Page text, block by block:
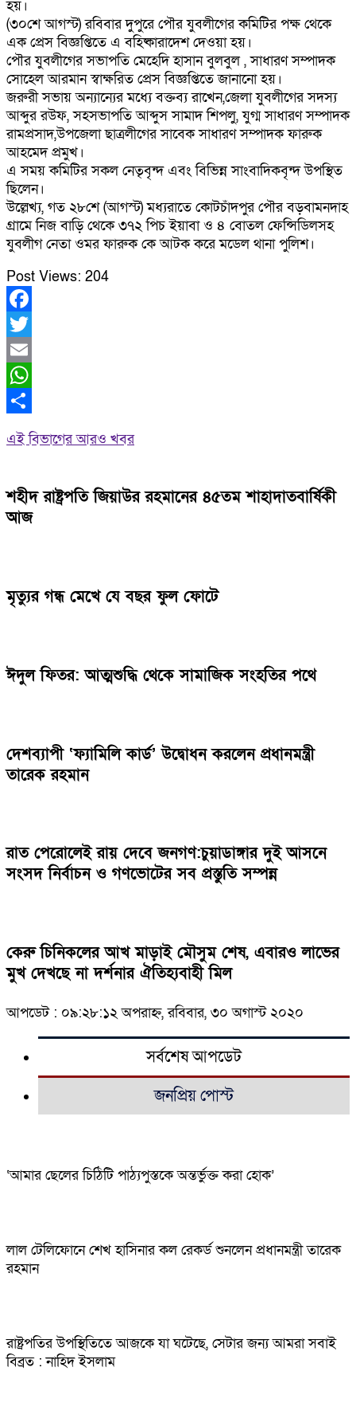
হয়।
(৩০শে আগস্ট) রবিবার দুপুরে পৌর যুবলীগের কমিটির পক্ষ থেকে
এক প্রেস বিজ্ঞপ্তিতে এ বহিষ্কারাদেশ দেওয়া হয়।
পৌর যুবলীগের সভাপতি মেহেদি হাসান বুলবুল , সাধারণ সম্পাদক
সোহেল আরমান স্বাক্ষরিত প্রেস বিজ্ঞপ্তিতে জানানো হয়।
জরুরী সভায় অন্যান্যের মধ্যে বক্তব্য রাখেন,জেলা যুবলীগের সদস্য
আব্দুর রউফ, সহসভাপতি আব্দুস সামাদ শিপলু, যুগ্ম সাধারণ সম্পাদক
রামপ্রসাদ,উপজেলা ছাত্রলীগের সাবেক সাধারণ সম্পাদক ফারুক
আহমেদ প্রমুখ।
এ সময় কমিটির সকল নেতৃবৃন্দ এবং বিভিন্ন সাংবাদিকবৃন্দ উপস্থিত
ছিলেন।
উল্লেখ্য, গত ২৮শে (আগস্ট) মধ্যরাতে কোটচাঁদপুর পৌর বড়বামনদাহ
গ্রামে নিজ বাড়ি থেকে ৩৭২ পিচ ইয়াবা ও ৪ বোতল ফেন্সিডিলসহ
যুবলীগ নেতা ওমর ফারুক কে আটক করে মডেল থানা পুলিশ।
Post Views: 204
Facebook
Twitter
Email
WhatsApp
এই বিভাগের আরও খবর
শহীদ রাষ্ট্রপতি জিয়াউর রহমানের ৪৫তম শাহাদাতবার্ষিকী
আজ
মৃত্যুর গন্ধ মেখে যে বছর ফুল ফোটে
ঈদুল ফিতর: আত্মশুদ্ধি থেকে সামাজিক সংহতির পথে
দেশব্যাপী ‘ফ্যামিলি কার্ড’ উদ্বোধন করলেন প্রধানমন্ত্রী
তারেক রহমান
রাত পেরোলেই রায় দেবে জনগণ:চুয়াডাঙ্গার দুই আসনে
সংসদ নির্বাচন ও গণভোটের সব প্রস্তুতি সম্পন্ন
কেরু চিনিকলের আখ মাড়াই মৌসুম শেষ, এবারও লাভের
মুখ দেখছে না দর্শনার ঐতিহ্যবাহী মিল
আপডেট : ০৯:২৮:১২ অপরাহ্ন, রবিবার, ৩০ অগাস্ট ২০২০
সর্বশেষ আপডেট
জনপ্রিয় পোস্ট
‘আমার ছেলের চিঠিটি পাঠ্যপুস্তকে অন্তর্ভুক্ত করা হোক’
লাল টেলিফোনে শেখ হাসিনার কল রেকর্ড শুনলেন প্রধানমন্ত্রী তারেক
রহমান
রাষ্ট্রপতির উপস্থিতিতে আজকে যা ঘটেছে, সেটার জন্য আমরা সবাই
বিব্রত : নাহিদ ইসলাম